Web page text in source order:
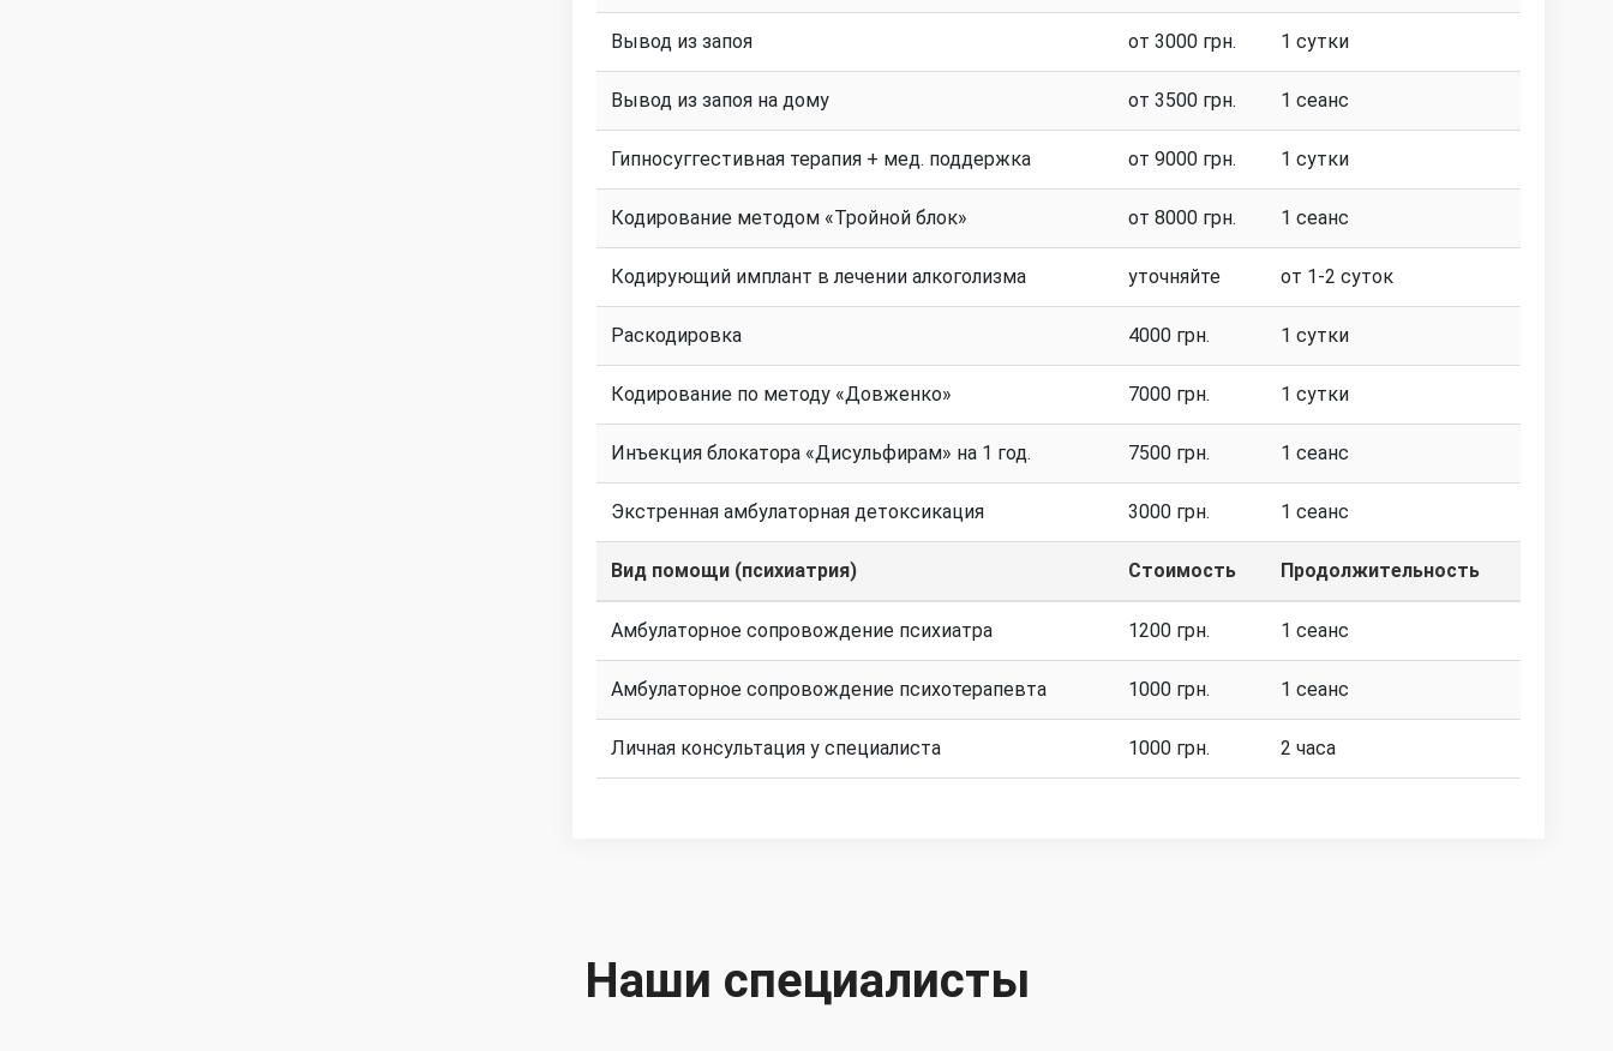
Вывод из запоя от 3000 грн. 1 сутки
Вывод из запоя на дому от 3500 грн. 1 сеанс
Гипносуггестивная терапия + мед. поддержка от 9000 грн. 1 сутки
Кодирование методом «Тройной блок» от 8000 грн. 1 сеанс
Кодирующий имплант в лечении алкоголизма уточняйте от 1-2 суток
Раскодировка 4000 грн. 1 сутки
Кодирование по методу «Довженко» 7000 грн. 1 сутки
Инъекция блокатора «Дисульфирам» на 1 год. 7500 грн. 1 сеанс
Экстренная амбулаторная детоксикация 3000 грн. 1 сеанс
Вид помощи (психиатрия) Стоимость Продолжительность
Амбулаторное сопровождение психиатра 1200 грн. 1 сеанс
Амбулаторное сопровождение психотерапевта 1000 грн. 1 сеанс
Личная консультация у специалиста 1000 грн. 2 часа
Наши специалисты